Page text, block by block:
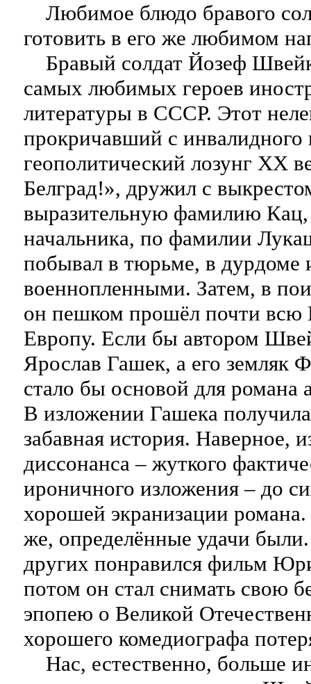
Любимое блюдо бравого
готовить в его же любимом
Бравый солдат Йозеф
самых любимых героев
литературы в СССР. Этот
прокричавший с инвалидного
геополитический лозунг ХХ
Белград!», дружил с
выразительную фамилию Кац,
начальника, по фамилии
побывал в тюрьме, в дурдоме
военнопленными. Затем, в
он пешком прошёл почти всю
Европу. Если бы автором
Ярослав Гашек, а его земляк
стало бы основой для романа
В изложении Гашека
забавная история. Наверное,
диссонанса – жуткого
ироничного изложения – до
хорошей экранизации
же, определённые удачи
других понравился фильм
потом он стал снимать свою
эпопею о Великой
хорошего комедиографа
Нас, естественно, больше